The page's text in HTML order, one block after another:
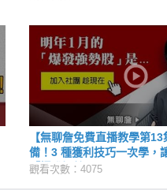
【無聊詹免費直播教學第
備！3 種獲利技巧一次學，
「爆發短線股」
觀看次數：4075